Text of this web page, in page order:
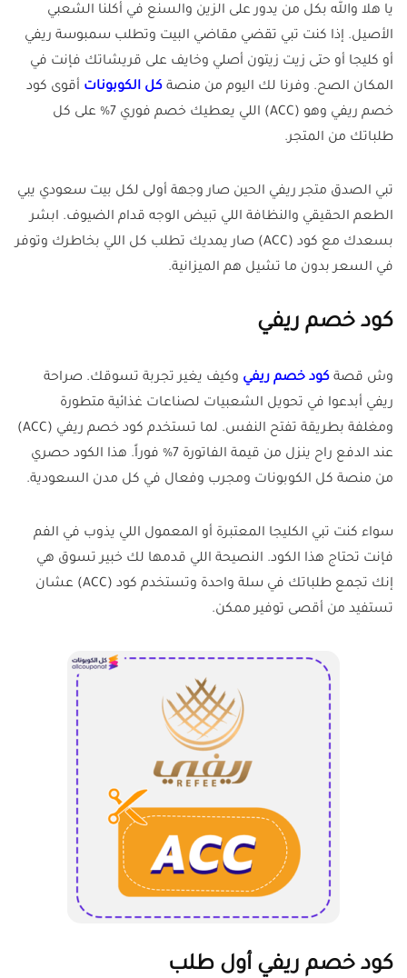
يا هلا والله بكل من يدور على الزين والسنع في أكلنا الشعبي
الأصيل. إذا كنت تبي تقضي مقاضي البيت وتطلب سمبوسة ريفي
أو كليجا أو حتى زيت زيتون أصلي وخايف على قريشاتك فإنت في
المكان الصح. وفرنا لك اليوم من منصة كل الكوبونات أقوى كود
خصم ريفي وهو (ACC) اللي يعطيك خصم فوري 7% على كل
طلباتك من المتجر.
تبي الصدق متجر ريفي الحين صار وجهة أولى لكل بيت سعودي يبي
الطعم الحقيقي والنظافة اللي تبيض الوجه قدام الضيوف. ابشر
بسعدك مع كود (ACC) صار يمديك تطلب كل اللي بخاطرك وتوفر
في السعر بدون ما تشيل هم الميزانية.
كود خصم ريفي
وش قصة كود خصم ريفي وكيف يغير تجربة تسوقك. صراحة
ريفي أبدعوا في تحويل الشعبيات لصناعات غذائية متطورة
ومغلفة بطريقة تفتح النفس. لما تستخدم كود خصم ريفي (ACC)
عند الدفع راح ينزل من قيمة الفاتورة 7% فوراً. هذا الكود حصري
من منصة كل الكوبونات ومجرب وفعال في كل مدن السعودية.
سواء كنت تبي الكليجا المعتبرة أو المعمول اللي يذوب في الفم
فإنت تحتاج هذا الكود. النصيحة اللي قدمها لك خبير تسوق هي
إنك تجمع طلباتك في سلة واحدة وتستخدم كود (ACC) عشان
تستفيد من أقصى توفير ممكن.
كود خصم ريفي أول طلب